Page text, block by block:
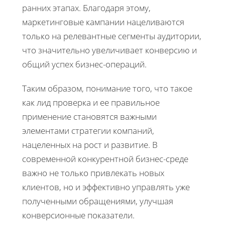
ранних этапах. Благодаря этому,
маркетинговые кампании нацеливаются
только на релевантные сегменты аудитории,
что значительно увеличивает конверсию и
общий успех бизнес-операций.
Таким образом, понимание того, что такое
как лид проверка и ее правильное
применение становятся важными
элементами стратегии компаний,
нацеленных на рост и развитие. В
современной конкурентной бизнес-среде
важно не только привлекать новых
клиентов, но и эффективно управлять уже
полученными обращениями, улучшая
конверсионные показатели.